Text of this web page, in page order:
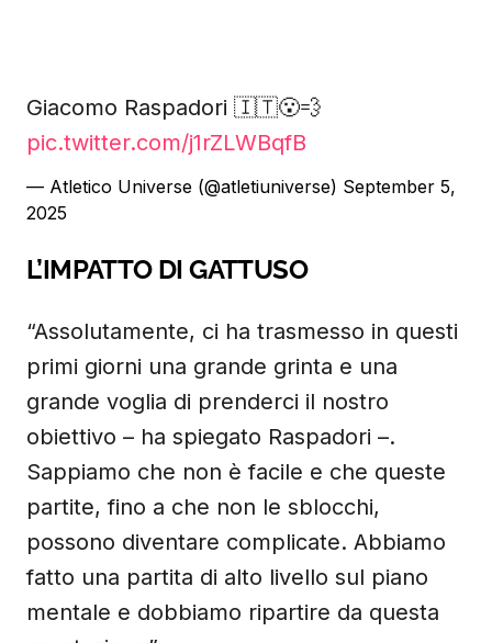
Giacomo Raspadori 🇮🇹😮‍💨
pic.twitter.com/j1rZLWBqfB
— Atletico Universe (@atletiuniverse) September 5,
2025
L’IMPATTO DI GATTUSO
“Assolutamente, ci ha trasmesso in questi
primi giorni una grande grinta e una
grande voglia di prenderci il nostro
obiettivo – ha spiegato Raspadori –.
Sappiamo che non è facile e che queste
partite, fino a che non le sblocchi,
possono diventare complicate. Abbiamo
fatto una partita di alto livello sul piano
mentale e dobbiamo ripartire da questa